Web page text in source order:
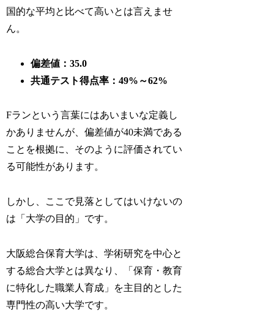
国的な平均と比べて高いとは言えませ
ん。
偏差値：35.0
共通テスト得点率：49%～62%
Fランという言葉にはあいまいな定義し
かありませんが、偏差値が40未満である
ことを根拠に、そのように評価されてい
る可能性があります。
しかし、ここで見落としてはいけないの
は「大学の目的」です。
大阪総合保育大学は、学術研究を中心と
する総合大学とは異なり、「保育・教育
に特化した職業人育成」を主目的とした
専門性の高い大学です。